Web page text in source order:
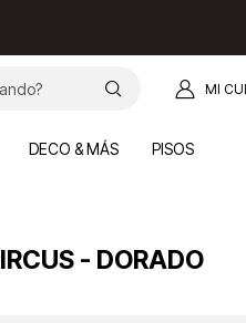
DECO & MÁS PISOS
- DORADO